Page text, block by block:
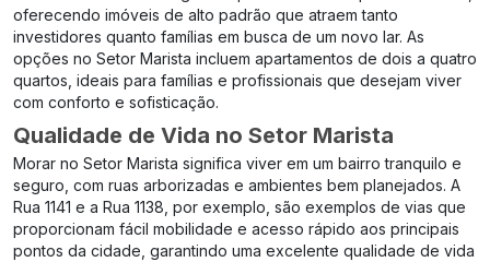
oferecendo imóveis de alto padrão que atraem tanto
investidores quanto famílias em busca de um novo lar. As
opções no Setor Marista incluem apartamentos de dois a quatro
quartos, ideais para famílias e profissionais que desejam viver
com conforto e sofisticação.
Qualidade de Vida no Setor Marista
Morar no Setor Marista significa viver em um bairro tranquilo e
seguro, com ruas arborizadas e ambientes bem planejados. A
Rua 1141 e a Rua 1138 , por exemplo, são exemplos de vias que
proporcionam fácil mobilidade e acesso rápido aos principais
pontos da cidade, garantindo uma excelente qualidade de vida